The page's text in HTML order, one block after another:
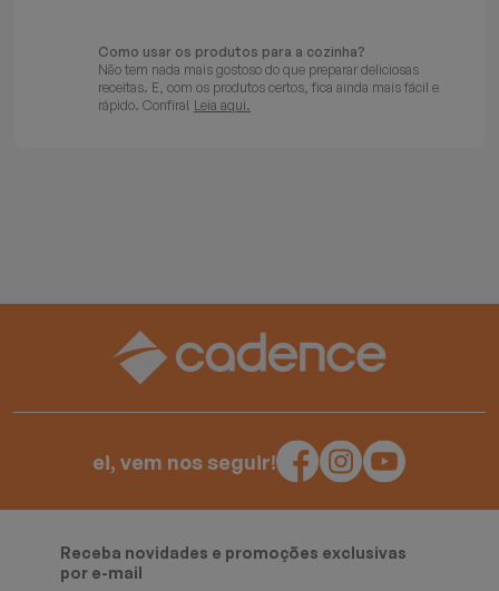
Como usar os produtos para a cozinha?
Não tem nada mais gostoso do que preparar deliciosas
receitas. E, com os produtos certos, fica ainda mais fácil e
rápido. Confira! Leia aqui.
ei, vem nos seguir!
Receba novidades e promoções exclusivas
por e-mail